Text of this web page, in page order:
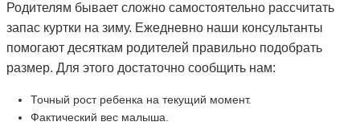
Родителям бывает сложно самостоятельно рассчитать
запас куртки на зиму. Ежедневно наши консультанты
помогают десяткам родителей правильно подобрать
размер. Для этого достаточно сообщить нам:
Точный рост ребенка на текущий момент.
Фактический вес малыша.